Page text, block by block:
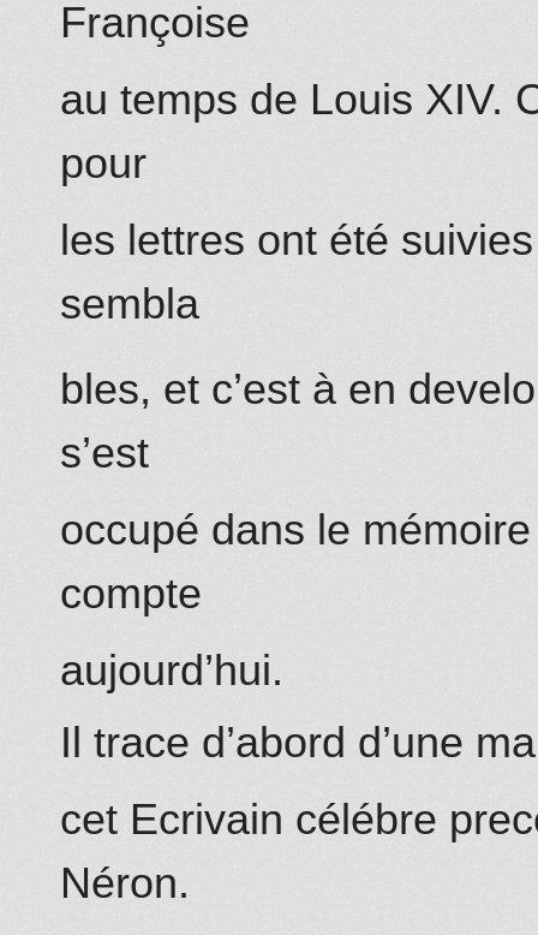
Françoise
au temps de Louis XIV.
pour
les lettres ont été
sembla
bles, et c’est à en
s’est
occupé dans le
compte
aujourd’hui.
Il trace d’abord d’une
cet Ecrivain célébre
Néron.